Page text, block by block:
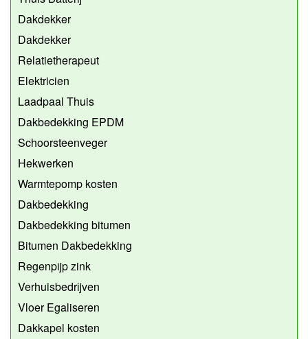
Dakdekker
Dakdekker
Relatietherapeut
Elektricien
Laadpaal Thuis
Dakbedekking EPDM
Schoorsteenveger
Hekwerken
Warmtepomp kosten
Dakbedekking
Dakbedekking bitumen
Bitumen Dakbedekking
Regenpijp zink
Verhuisbedrijven
Vloer Egaliseren
Dakkapel kosten